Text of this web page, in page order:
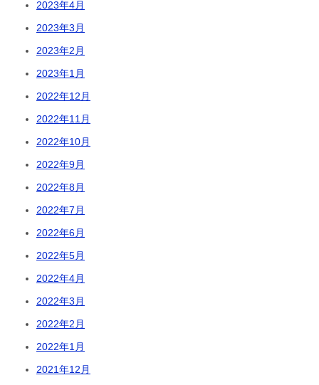
2023年4月
2023年3月
2023年2月
2023年1月
2022年12月
2022年11月
2022年10月
2022年9月
2022年8月
2022年7月
2022年6月
2022年5月
2022年4月
2022年3月
2022年2月
2022年1月
2021年12月